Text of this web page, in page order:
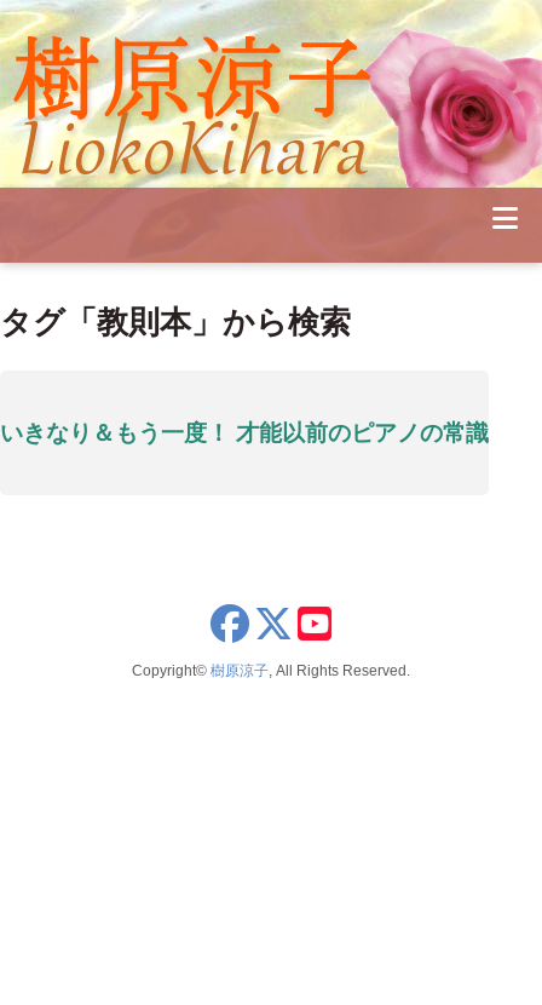
Profile
Concert
Seminar
Diary
Pianoland
Contact
タグ「教則本」から検索
いきなり＆もう一度！ 才能以前のピアノの常識
x
Copyright© 樹原涼子 , All Rights Reserved.